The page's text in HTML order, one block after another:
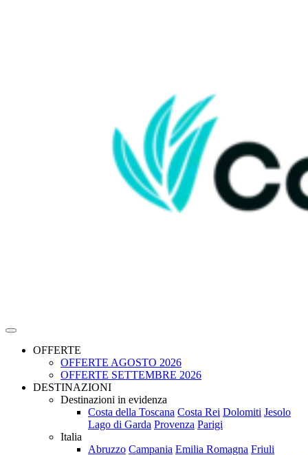
OFFERTE
OFFERTE AGOSTO 2026
OFFERTE SETTEMBRE 2026
DESTINAZIONI
Destinazioni in evidenza
Costa della Toscana Costa Rei Dolomiti Jesolo
Lago di Garda Provenza Parigi
Italia
Abruzzo Campania Emilia Romagna Friuli